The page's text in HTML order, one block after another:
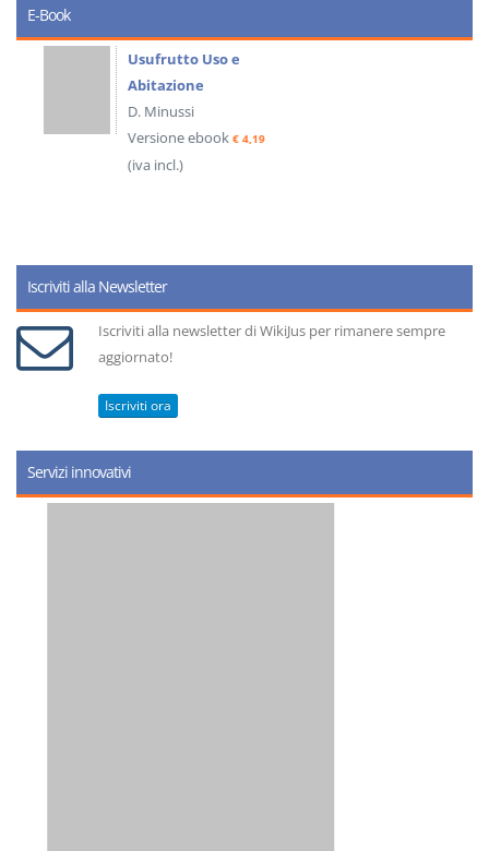
E-Book
Usufrutto Uso e
Abitazione
D. Minussi
Versione ebook€ 4,19
(iva incl.)
Iscriviti alla Newsletter
Iscriviti alla newsletter di WikiJus per rimanere sempre
aggiornato!
Iscriviti ora
Servizi innovativi